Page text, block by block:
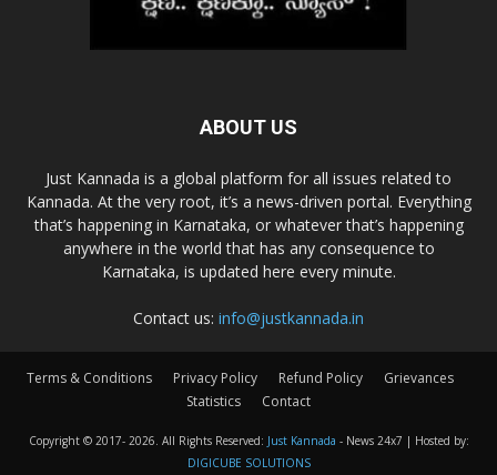
ABOUT US
Just Kannada is a global platform for all issues related to
Kannada. At the very root, it’s a news-driven portal. Everything
that’s happening in Karnataka, or whatever that’s happening
anywhere in the world that has any consequence to
Karnataka, is updated here every minute.
Contact us: info@justkannada.in
Terms & Conditions Privacy Policy Refund Policy
Grievances
Statistics
Contact
Copyright © 2017- 2026. All Rights Reserved: Just Kannada - News 24x7 | Hosted by:
DIGICUBE SOLUTIONS